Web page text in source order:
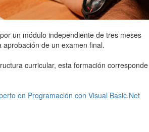
un módulo independiente de tres meses
de un examen final.
curricular, esta formación corresponde
en Programación con Visual Basic.Net